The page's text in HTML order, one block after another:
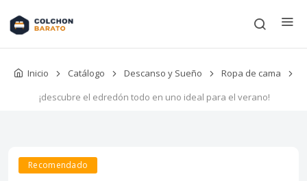
Inicio Catálogo Descanso y Sueño
Ropa de cama
¡descubre el edredón todo en uno ideal para el verano!
Recomendado